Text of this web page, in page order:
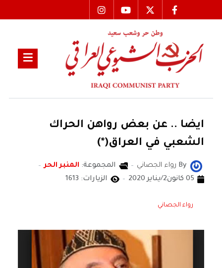
ايضا .. عن بعض رواهن الحراك
الشعبي في العراق(*)
By رواء الجصاني المجموعة: المنبر الحر
05 كانون2/يناير 2020
الزيارات: 1613
رواء الجصاني